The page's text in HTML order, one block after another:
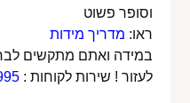
וסופר פשוט
ראו: מדריך מידות
במידה ואתם מתקשים
לעזור ! שירות לקוחות :